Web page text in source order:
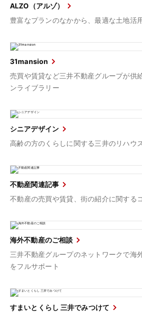
ALZO（アルゾ）
豊富なプランのなかから、最適な土地活
31mansion
売買や賃貸など三井不動産グループが供
ンライブラリー
シニアデザイン
高齢の方のくらしに関する三井のリハウ
不動産関連記事
不動産の売買や賃貸、街の紹介に関する
海外不動産のご相談
三井不動産グループのネットワークで海
をフルサポート
すまいとくらし 三井でみつけて